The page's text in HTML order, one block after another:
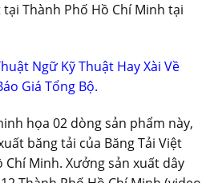
tại Thành Phố Hồ Chí Minh tại
Ngữ Kỹ Thuật Hay Xài Về
Giá Tổng Bộ.
họa 02 dòng sản phẩm này,
băng tải của Băng Tải Việt
Chí Minh. Xưởng sản xuất dây